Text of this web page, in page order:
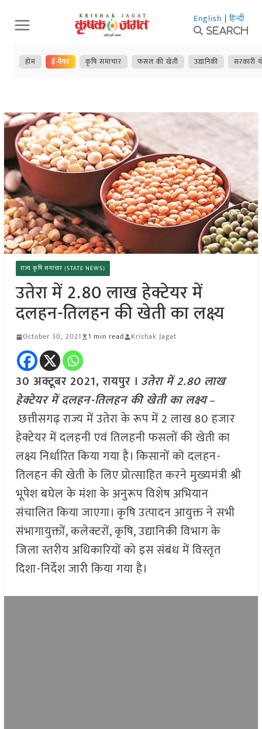
Skip
to
content
English | हिन्दी
Search
होम ई-पेपर कृषि समाचार फसल की खेती उद्यानिकी सरकारी
राज्य कृषि समाचार (STATE NEWS)
उतेरा में 2.80 लाख हेक्टेयर में
दलहन-तिलहन की खेती का लक्ष्य
October 30, 2021 1 min read Krishak Jagat
30 अक्टूबर 2021, रायपुर । उतेरा में 2.80 लाख
हेक्टेयर में दलहन-तिलहन की खेती का लक्ष्य–
छत्तीसगढ़ राज्य में उतेरा के रूप में 2 लाख 80 हजार
हेक्टेयर में दलहनी एवं तिलहनी फसलों की खेती का
लक्ष्य निर्धारित किया गया है। किसानों को दलहन-
तिलहन की खेती के लिए प्रोत्साहित करने मुख्यमंत्री श्री
भूपेश बघेल के मंशा के अनुरूप विशेष अभियान
संचालित किया जाएगा। कृषि उत्पादन आयुक्त ने सभी
संभागायुक्तों, कलेक्टरों, कृषि, उद्यानिकी विभाग के
जिला स्तरीय अधिकारियों को इस संबंध में विस्तृत
दिशा-निर्देश जारी किया गया है।